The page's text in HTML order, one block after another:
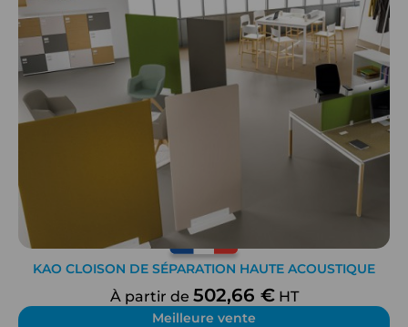
KAO CLOISON DE SÉPARATION HAUTE ACOUSTIQUE
À partir de 502,66 €HT
Meilleure vente